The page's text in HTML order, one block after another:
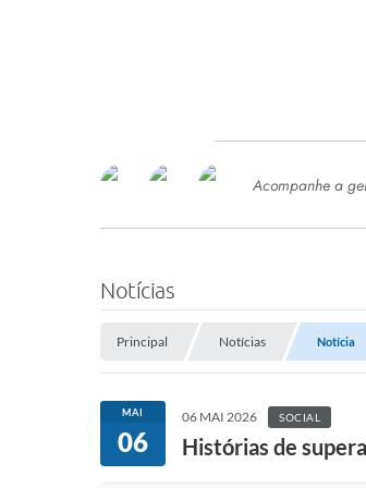
SERVIÇOS
SEMED
Processo de Contratação -
Concursos e Processos Seletivos
Acompanhe a
Notícias
Principal Notícias Notícia
MAI
06
06 MAI 2026 SOCIAL
Histórias de